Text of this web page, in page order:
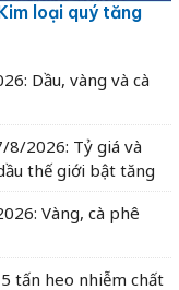
loại quý tăng
Dầu, vàng và cà
8/2026: Tỷ giá và
thế giới bật tăng
Vàng, cà phê
tấn heo nhiễm chất